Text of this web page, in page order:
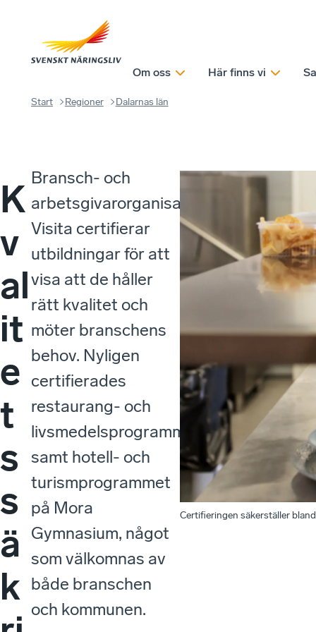
Om oss Här finns vi
Start Regioner Dalarnas län
K
v
al
it
e
t
s
s
ä
k
Bransch- och
arbetsgivarorganisationen
Visita certifierar
utbildningar för att
visa att de håller
rätt kvalitet och
möter branschens
behov. Nyligen
certifierades
restaurang- och
livsmedelsprogrammet
samt hotell- och
turismprogrammet
på Mora
Gymnasium, något
som välkomnas av
både branschen
och kommunen.
Certifieringen säkerställer